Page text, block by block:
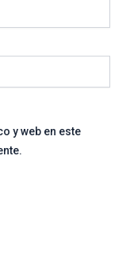
y web en este